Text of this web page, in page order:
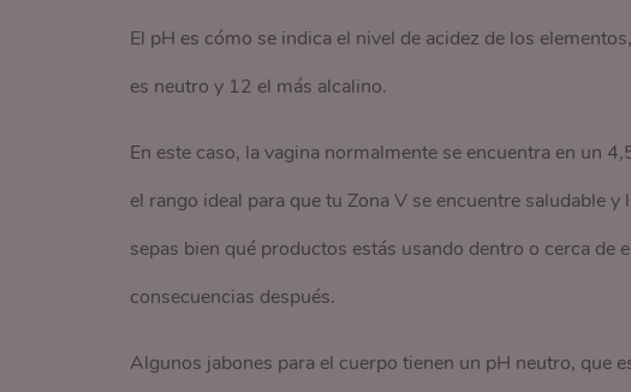
El pH es cómo se indica el nivel de acidez de los
es neutro y 12 el más alcalino.
En este caso, la vagina normalmente se encuentra en un
el rango ideal para que tu Zona V se encuentre saludable
sepas bien qué productos estás usando dentro o cerca de
consecuencias después.
Algunos jabones para el cuerpo tienen un pH neutro, que